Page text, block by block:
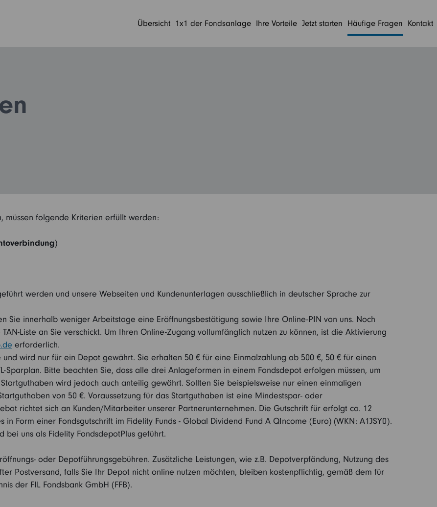
Übersicht 1x1 der Fondsanlage Ihre Vorteile Jetzt starten Häufige Fragen Kontakt
müssen folgende Kriterien erfüllt werden:
)
werden und unsere Webseiten und Kundenunterlagen ausschließlich in deutscher Sprache zur
Sie innerhalb weniger Arbeitstage eine Eröffnungsbestätigung sowie Ihre Online-PIN von uns. Noch
Liste an Sie verschickt. Um Ihren Online-Zugang vollumfänglich nutzen zu können, ist die Aktivierung
erforderlich.
wird nur für ein Depot gewährt. Sie erhalten 50 € für eine Einmalzahlung ab 500 €, 50 € für einen
Sparplan. Bitte beachten Sie, dass alle drei Anlageformen in einem Fondsdepot erfolgen müssen, um
wird jedoch auch anteilig gewährt. Sollten Sie beispielsweise nur einen einmaligen
von 50 €. Voraussetzung für das Startguthaben ist eine Mindestspar- oder
richtet sich an Kunden/Mitarbeiter unserer Partnerunternehmen. Die Gutschrift für erfolgt ca. 12
Form einer Fondsgutschrift im Fidelity Funds - Global Dividend Fund A QIncome (Euro) (WKN: A1JSY0).
uns als Fidelity FondsdepotPlus geführt.
oder Depotführungsgebühren. Zusätzliche Leistungen, wie z.B. Depotverpfändung, Nutzung des
Postversand, falls Sie Ihr Depot nicht online nutzen möchten, bleiben kostenpflichtig, gemäß dem für
der FIL Fondsbank GmbH (FFB).